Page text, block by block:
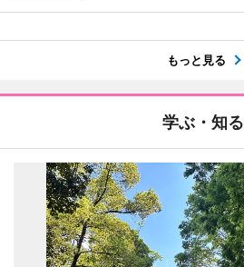
もっと見る
学ぶ・知る